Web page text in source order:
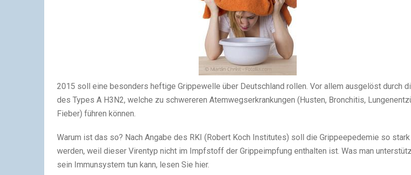
2015 soll eine besonders heftige Grippewelle über Deutschland rollen. Vor allem ausgelöst durch
des Types A H3N2, welche zu schwereren Atemwegserkrankungen (Husten, Bronchitis,
Fieber) führen können.
Warum ist das so? Nach Angabe des RKI (Robert Koch Institutes) soll die Grippeepedemie so stark
werden, weil dieser Virentyp nicht im Impfstoff der Grippeimpfung enthalten ist. Was man
sein Immunsystem tun kann, lesen Sie hier.